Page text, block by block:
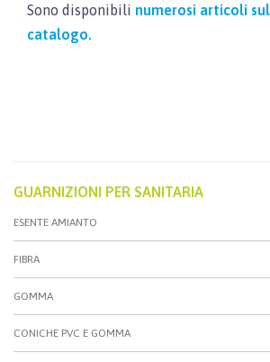
Sono disponibili numerosi articoli
catalogo.
GUARNIZIONI PER SANITARIA
ESENTE AMIANTO
FIBRA
GOMMA
CONICHE PVC E GOMMA